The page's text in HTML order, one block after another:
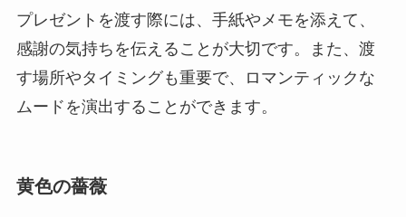
プレゼントを渡す際には、手紙やメモを添えて、
感謝の気持ちを伝えることが大切です。また、渡
す場所やタイミングも重要で、ロマンティックな
ムードを演出することができます。
黄色の薔薇